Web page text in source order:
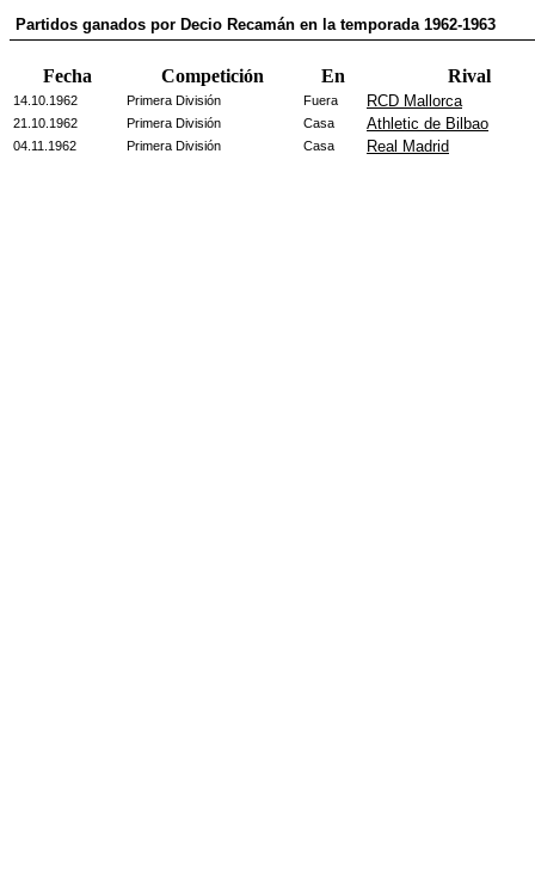
Partidos ganados por Decio Recamán en la temporada 1962-1963
Fecha Competición En Rival
14.10.1962 Primera División Fuera RCD Mallorca
21.10.1962 Primera División Casa Athletic de Bilbao
04.11.1962 Primera División Casa Real Madrid